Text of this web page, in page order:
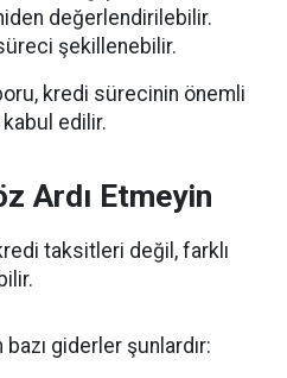
değerlendirilebilir.
şekillenebilir.
kredi sürecinin önemli
kabul edilir.
Ardı Etmeyin
taksitleri değil, farklı
giderler şunlardır: